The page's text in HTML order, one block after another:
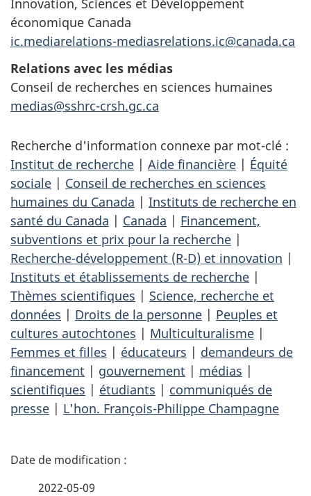
Innovation, Sciences et Développement
économique Canada
ic.mediarelations-mediasrelations.ic@canada.ca
Relations avec les médias
Conseil de recherches en sciences humaines
medias@sshrc-crsh.gc.ca
Recherche d'information connexe par mot-clé :
Institut de recherche | Aide financière | Équité
sociale | Conseil de recherches en sciences
humaines du Canada | Instituts de recherche en
santé du Canada | Canada | Financement,
subventions et prix pour la recherche |
Recherche-développement (R-D) et innovation |
Instituts et établissements de recherche |
Thèmes scientifiques | Science, recherche et
données | Droits de la personne | Peuples et
cultures autochtones | Multiculturalisme |
Femmes et filles | éducateurs | demandeurs de
financement | gouvernement | médias |
scientifiques | étudiants | communiqués de
presse | L'hon. François-Philippe Champagne
D
2022-05-09